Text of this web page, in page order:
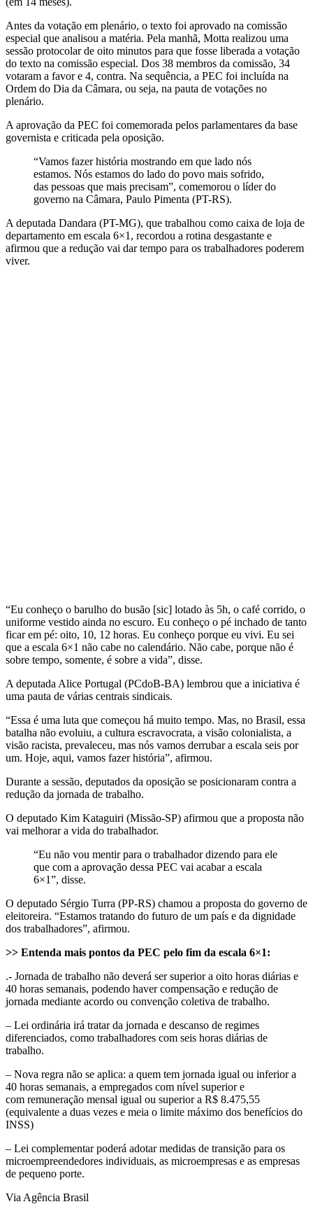
Antes da votação em plenário, o texto foi aprovado na comissão
especial que analisou a matéria. Pela manhã, Motta realizou uma
sessão protocolar de oito minutos para que fosse liberada a votação
do texto na comissão especial. Dos 38 membros da comissão, 34
votaram a favor e 4, contra. Na sequência, a PEC foi incluída na
Ordem do Dia da Câmara, ou seja, na pauta de votações no
plenário.
A aprovação da PEC foi comemorada pelos parlamentares da base
governista e criticada pela oposição.
“Vamos fazer história mostrando em que lado nós
estamos. Nós estamos do lado do povo mais sofrido,
das pessoas que mais precisam”, comemorou o líder do
governo na Câmara, Paulo Pimenta (PT-RS).
A deputada Dandara (PT-MG), que trabalhou como caixa de loja de
departamento em escala 6×1, recordou a rotina desgastante e
afirmou que a redução vai dar tempo para os trabalhadores poderem
viver.
“Eu conheço o barulho do busão [sic] lotado às 5h, o café corrido, o
uniforme vestido ainda no escuro. Eu conheço o pé inchado de tanto
ficar em pé: oito, 10, 12 horas. Eu conheço porque eu vivi. Eu sei
que a escala 6×1 não cabe no calendário. Não cabe, porque não é
sobre tempo, somente, é sobre a vida”, disse.
A deputada Alice Portugal (PCdoB-BA) lembrou que a iniciativa é
uma pauta de várias centrais sindicais.
“Essa é uma luta que começou há muito tempo. Mas, no Brasil, essa
batalha não evoluiu, a cultura escravocrata, a visão colonialista, a
visão racista, prevaleceu, mas nós vamos derrubar a escala seis por
um. Hoje, aqui, vamos fazer história”, afirmou.
Durante a sessão, deputados da oposição se posicionaram contra a
redução da jornada de trabalho.
O deputado Kim Kataguiri (Missão-SP) afirmou que a proposta não
vai melhorar a vida do trabalhador.
“Eu não vou mentir para o trabalhador dizendo para ele
que com a aprovação dessa PEC vai acabar a escala
6×1”, disse.
O deputado Sérgio Turra (PP-RS) chamou a proposta do governo de
eleitoreira. “Estamos tratando do futuro de um país e da dignidade
dos trabalhadores”, afirmou.
>> Entenda mais pontos da PEC pelo fim da escala 6×1:
.- Jornada de trabalho não deverá ser superior a oito horas diárias e
40 horas semanais, podendo haver compensação e redução de
jornada mediante acordo ou convenção coletiva de trabalho.
– Lei ordinária irá tratar da jornada e descanso de regimes
diferenciados, como trabalhadores com seis horas diárias de
trabalho.
– Nova regra não se aplica: a quem tem jornada igual ou inferior a
40 horas semanais, a empregados com nível superior e
com remuneração mensal igual ou superior a R$ 8.475,55
(equivalente a duas vezes e meia o limite máximo dos benefícios do
INSS)
– Lei complementar poderá adotar medidas de transição para os
microempreendedores individuais, as microempresas e as empresas
de pequeno porte.
Via Agência Brasil